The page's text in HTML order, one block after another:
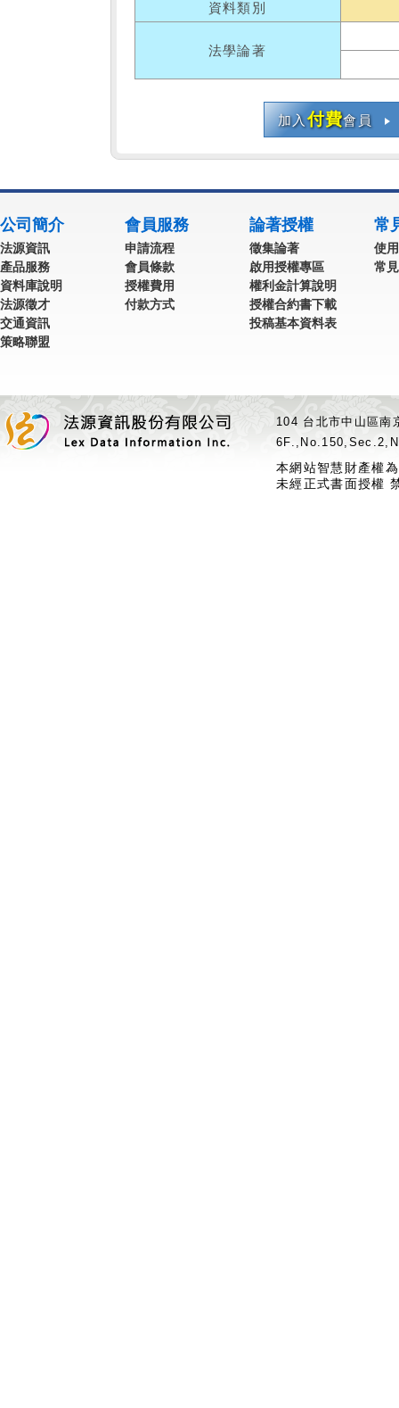
資料類別
法學論著
加入付費會員
公司簡介
法源資訊
產品服務
資料庫說明
法源徵才
交通資訊
策略聯盟
會員服務
申請流程
會員條款
授權費用
付款方式
論著授權
徵集論著
啟用授權專區
權利金計算說明
授權合約書下載
投稿基本資料表
常
使
常
104 台北市中山區
本網站智慧財產權
未經正式書面授權